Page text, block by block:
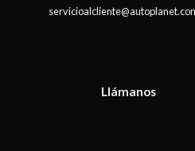
Llámanos